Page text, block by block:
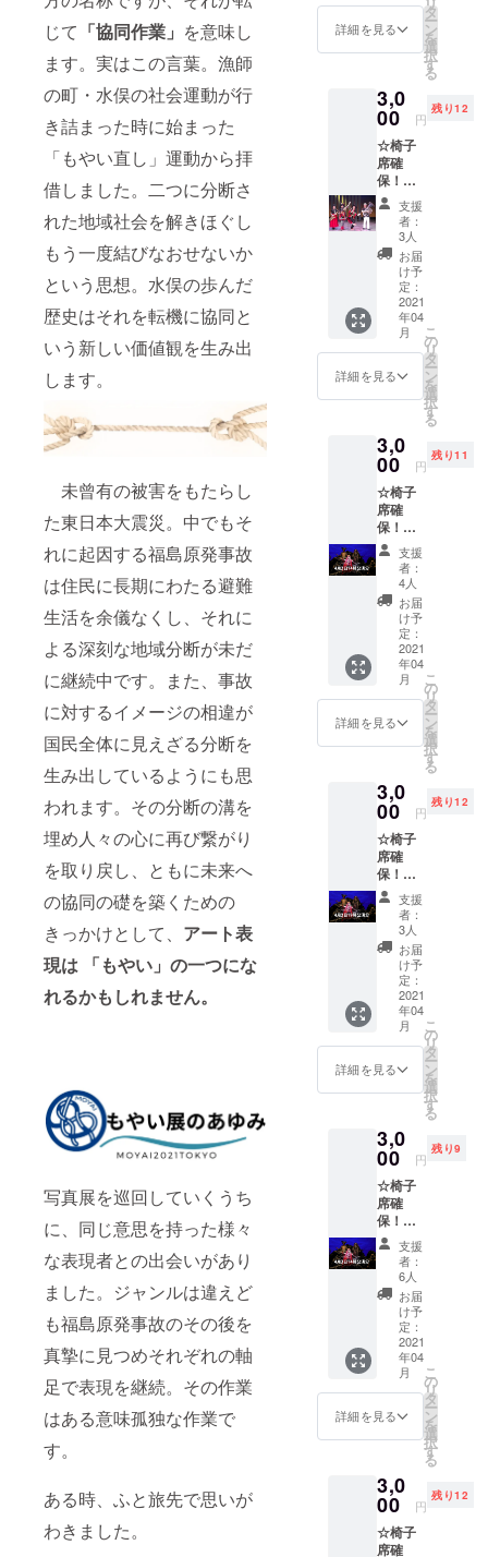
じて 「協同作業」 を意味し
ます。実はこの言葉。漁師
の町・水俣の社会運動が行
き詰まった時に始まった
「もやい直し」運動から拝
借しました。二つに分断さ
れた地域社会を解きほぐし
もう一度結びなおせないか
という思想。水俣の歩んだ
歴史はそれを転機に協同と
いう新しい価値観を生み出
します。
未曾有の被害をもたらし
た東日本大震災。中でもそ
れに起因する福島原発事故
は住民に長期にわたる避難
生活を余儀なくし、それに
よる深刻な地域分断が未だ
に継続中です。また、事故
に対するイメージの相違が
国民全体に見えざる分断を
生み出しているようにも思
われます。その分断の溝を
埋め人々の心に再び繋がり
を取り戻し、ともに未来へ
の協同の礎を築くための
きっかけとして、 アート表
現は 「もやい」の一つにな
れるかもしれません。
写真展を巡回していくうち
に、同じ意思を持った様々
な表現者との出会いがあり
ました。ジャンルは違えど
も福島原発事故のその後を
真摯に見つめそれぞれの軸
足で表現を継続。その作業
はある意味孤独な作業で
す。
ある時、ふと旅先で思いが
わきました。
（小学館
2021年２月
記載く
ださい)
ランス
にてご
芳名掲
示(備考
ご芳名
のお名
前をお
知らせ
くださ
い。掲
示不要
の方
は、そ
の旨ご
記載く
ださい)
詳細を見る
タ
ー
ン
を
選
択
す
る
3,0
00 円
残り12
☆椅子
席確
保！
4/1 19
時～ジ
ンタら
ムー
タ・ラ
イブパ
フォー
マンス
・サン
クス
メール
・会場
エント
にてご
芳名掲
示 ※備
考欄で
掲示用
のお名
前をお
知らせ
くださ
い。掲
示不要
の場合
は、そ
の旨お
書きく
ださ
い。 ※
ありま
せん。
当日受
付でお
名前を
お伝え
くださ
い。
支援
者：
3人
お届
け予
定：
2021
年04
月
詳細を見る
こ
の
リ
タ
ー
ン
を
選
択
す
る
3,0
00 円
残り11
☆椅子
席確
保！
① 4/2
14時～
風煉ダ
ンス朗
読劇
「 ま
つろわ
ぬ民
2021」
・サン
クス
メール
・会場
ランス
にてご
芳名掲
示 ※備
考欄で
掲示用
のお名
前をお
知らせ
くださ
い。掲
示不要
の場合
は、そ
の旨お
書きく
ださ
送はあ
りませ
ん。 当
日受付
でお名
前をお
伝えく
ださ
い。
支援
者：
4人
お届
け予
定：
2021
年04
月
詳細を見る
こ
の
リ
タ
ー
ン
を
選
択
す
る
3,0
00 円
残り12
☆椅子
席確
保！
② 4/2
19時～
風煉ダ
ンス朗
読劇
「 ま
つろわ
ぬ民
2021」
・サン
クス
メール
・会場
ランス
にてご
芳名掲
示 ※備
考欄で
掲示用
のお名
前をお
知らせ
くださ
い。掲
示不要
の場合
は、そ
の旨お
書きく
ださ
送はあ
りませ
ん。 当
日受付
支援
者：
3人
お届
け予
定：
2021
年04
月
詳細を見る
こ
の
リ
タ
ー
ン
を
選
択
す
る
3,0
00 円
残り9
☆椅子
席確
保！
③ 4/3
14時～
風煉ダ
ンス朗
読劇
「 ま
つろわ
ぬ民
2021」
・サン
クス
メール
・会場
ランス
にてご
芳名掲
示 ※備
考欄で
支援
者：
6人
お届
け予
定：
2021
年04
月
詳細を見る
こ
の
リ
タ
ー
ン
を
選
択
す
る
3,0
00 円
残り12
☆椅子
席確